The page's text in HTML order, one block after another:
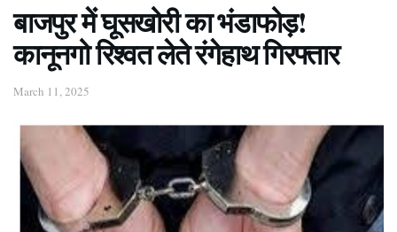
बाजपुर में घूसखोरी का भंडाफोड़!
कानूनगो रिश्वत लेते रंगेहाथ गिरफ्तार
March 11, 2025